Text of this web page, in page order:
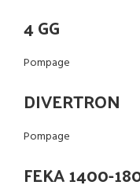
4 GG
Pompage
DIVERTRON
Pompage
FEKA 1400-